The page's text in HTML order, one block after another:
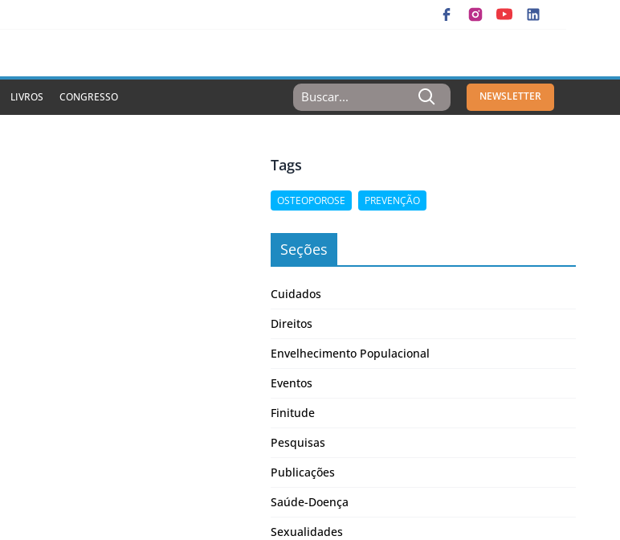
LIVROS CONGRESSO
Resultados
Para:
NEWSLETTER
Tags
OSTEOPOROSE PREVENÇÃO
Seções
Cuidados
Direitos
Envelhecimento Populacional
Eventos
Finitude
Pesquisas
Publicações
Saúde-Doença
Sexualidades